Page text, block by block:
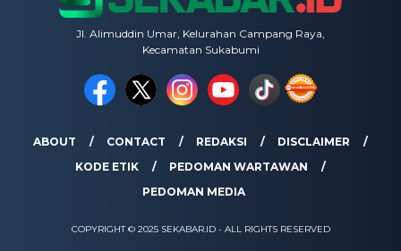
Jl. Alimuddin Umar, Kelurahan Campang Raya,
Kecamatan Sukabumi
ABOUT CONTACT REDAKSI
DISCLAIMER
KODE ETIK
PEDOMAN WARTAWAN
PEDOMAN MEDIA
COPYRIGHT © 2025 SEKABAR.ID - ALL RIGHTS RESERVED